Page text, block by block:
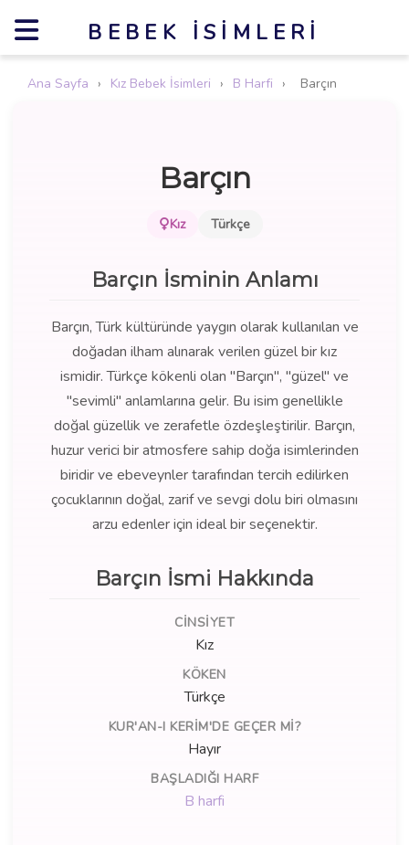
BEBEK İSIMLERI
Ana Sayfa › Kız Bebek İsimleri › B Harfi › Barçın
Barçın
Kız Türkçe
Barçın İsminin Anlamı
Barçın, Türk kültüründe yaygın olarak kullanılan ve
doğadan ilham alınarak verilen güzel bir kız
ismidir. Türkçe kökenli olan "Barçın", "güzel" ve
"sevimli" anlamlarına gelir. Bu isim genellikle
doğal güzellik ve zerafetle özdeşleştirilir. Barçın,
huzur verici bir atmosfere sahip doğa isimlerinden
biridir ve ebeveynler tarafından tercih edilirken
çocuklarının doğal, zarif ve sevgi dolu biri olmasını
arzu edenler için ideal bir seçenektir.
Barçın İsmi Hakkında
CINSIYET
Kız
KÖKEN
Türkçe
KUR'AN-I KERIM'DE GEÇER MI?
Hayır
BAŞLADIĞI HARF
B harfi